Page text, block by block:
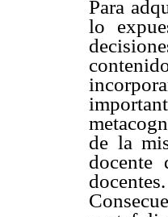
Para
lo
de la
docentes.